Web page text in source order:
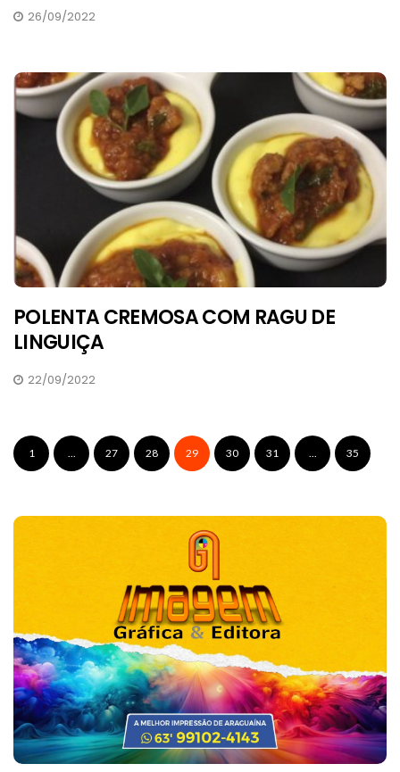
26/09/2022
POLENTA CREMOSA COM RAGU DE
LINGUIÇA
22/09/2022
1 27 28 29 30 31 35